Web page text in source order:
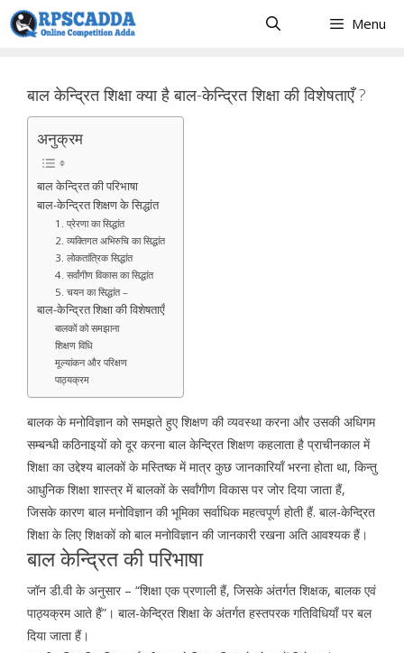
Skip
to
Menu
बाल केन्द्रित शिक्षा क्या है बाल-केन्द्रित शिक्षा की विशेषताएँ ?
अनुक्रम
बाल केन्द्रित की परिभाषा
बाल-केन्द्रित शिक्षण के सिद्धांत
1. प्रेरणा का सिद्धांत
2. व्यक्तिगत अभिरुचि का सिद्धांत
3. लोकतांत्रिक सिद्धांत
4. सर्वांगीण विकास का सिद्धांत
5. चयन का सिद्धांत –
बाल-केन्द्रित शिक्षा की विशेषताएँ
बालकों को समझाना
शिक्षण विधि
मूल्यांकन और परिक्षण
पाठ्यक्रम
बालक के मनोविज्ञान को समझते हुए शिक्षण की व्यवस्था करना और उसकी अधिगम
सम्बन्धी कठिनाइयों को दूर करना बाल केन्द्रित शिक्षण कहलाता है प्राचीनकाल में
शिक्षा का उद्देश्य बालकों के मस्तिष्क में मात्र कुछ जानकारियाँ भरना होता था, किन्तु
आधुनिक शिक्षा शास्त्र में बालकों के सर्वांगीण विकास पर जोर दिया जाता हैं,
जिसके कारण बाल मनोविज्ञान की भूमिका सर्वाधिक महत्वपूर्ण होती हैं. बाल-केन्द्रित
शिक्षा के लिए शिक्षकों को बाल मनोविज्ञान की जानकारी रखना अति आवश्यक हैं ।
बाल केन्द्रित की परिभाषा
जॉन डी.वी के अनुसार – “शिक्षा एक प्रणाली हैं, जिसके अंतर्गत शिक्षक, बालक एवं
पाठ्यक्रम आते हैं”। बाल-केन्द्रित शिक्षा के अंतर्गत हस्तपरक गतिविधियाँ पर बल
दिया जाता हैं।